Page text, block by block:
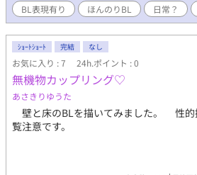
設定です。 ※おまけは一話完結です。本
BL表現有り ほんのりBL 日常？
ｼｮｰﾄｼｮｰﾄ 完結 なし
お気に入り : 7 24h.ポイント : 0
無機物カップリング♡
あさきりゆうた
壁と床のBLを描いてみました。 性的
覧注意です。